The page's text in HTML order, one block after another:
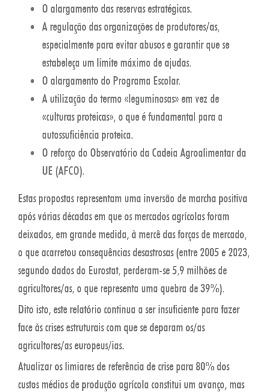
O alargamento das reservas estratégicas.
A regulação das organizações de produtores/as,
especialmente para evitar abusos e garantir que se
estabeleça um limite máximo de ajudas.
O alargamento do Programa Escolar.
A utilização do termo «leguminosas» em vez de
«culturas proteicas», o que é fundamental para a
autossuficiência proteica.
O reforço do Observatório da Cadeia Agroalimentar da
UE (AFCO).
Estas propostas representam uma inversão de marcha positiva
após várias décadas em que os mercados agrícolas foram
deixados, em grande medida, à mercê das forças de mercado,
o que acarretou consequências desastrosas (entre 2005 e 2023,
segundo dados do Eurostat, perderam-se 5,9 milhões de
agricultores/as, o que representa uma quebra de 39%).
Dito isto, este relatório continua a ser insuficiente para fazer
face às crises estruturais com que se deparam os/as
agricultores/as europeus/ias.
Atualizar os limiares de referência de crise para 80% dos
custos médios de produção agrícola constitui um avanço, mas